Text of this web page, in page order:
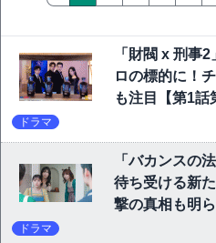
「財閥 x 刑事
ロの標的に！
も注目【第1話
ドラマ
「バカンスの
待ち受ける新
撃の真相も明
ドラマ